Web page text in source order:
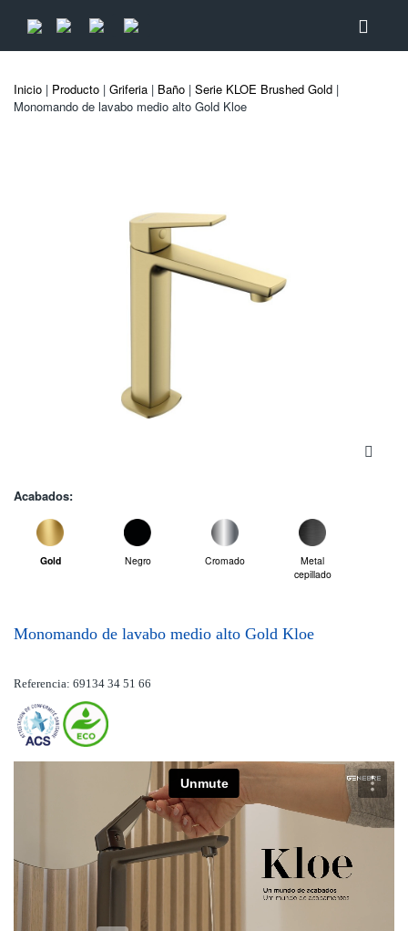
Inicio | Producto | Griferia | Baño | Serie KLOE Brushed Gold |
Monomando de lavabo medio alto Gold Kloe
Acabados:
Gold Negro Cromado
Metal
cepillado
Monomando de lavabo medio alto Gold Kloe
Referencia: 69134 34 51 66